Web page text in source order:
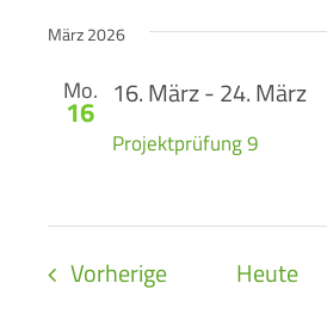
März 2026
Mo.
16
Projektprüfung 9
16. März- 24. März
VorherigeVeranstaltungen
Heute